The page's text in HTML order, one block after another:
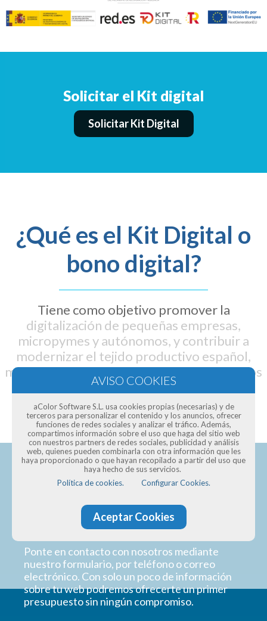
Solicitar el Kit digital
Solicitar Kit Digital
¿Qué es el Kit Digital o
bono digital?
Tiene como objetivo promover la
digitalización de pequeñas empresas,
micropymes y autónomos, y contribuir a
modernizar el tejido productivo español,
mediante un bono digital que oscila entre los
2.000 y 12.000 euros
Pide presupuesto para una
página web
Ponte en contacto con nosotros mediante
nuestro formulario, por teléfono o correo
electrónico. Con solo un poco de información
sobre tu web podremos ofrecerte un primer
presupuesto sin ningún compromiso.
aColor Software S.L. usa cookies propias (necesarias) y de
terceros para personalizar el contenido y los anuncios, ofrecer
funciones de redes sociales y analizar el tráfico. Además,
compartimos información sobre el uso que haga del sitio web
con nuestros partners de redes sociales, publicidad y análisis
web, quienes pueden combinarla con otra información que les
haya proporcionado o que hayan recopilado a partir del uso que
haya hecho de sus servicios.
Política de cookies.
Configurar Cookies.
Aceptar Cookies